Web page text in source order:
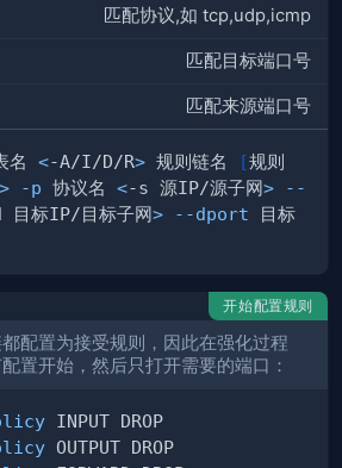
匹配协议,如 tcp,udp,icmp
匹配目标端口号
匹配来源端口号
名 <-A/I/D/R> 规则链名 [规则
> -p 协议名 <-s 源IP/源子网>
--
目标IP/目标子网> --dport 目标
开始配置规则
配置为接受规则，因此在强化过程
置开始，然后只打开需要的端口：